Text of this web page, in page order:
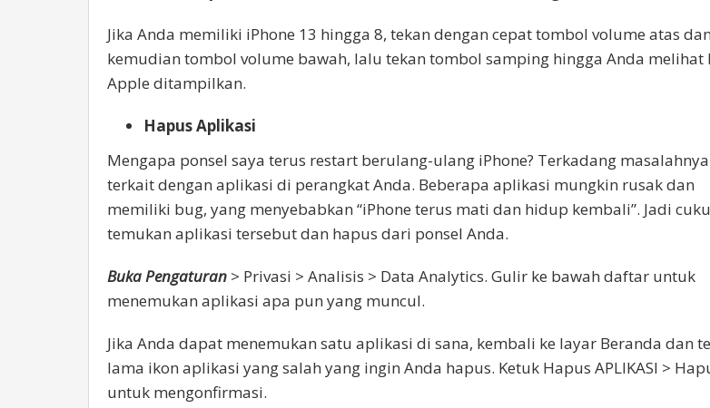
Jika Anda memiliki iPhone 13 hingga 8, tekan dengan cepat tombol volume atas dan
kemudian tombol volume bawah, lalu tekan tombol samping hingga Anda melihat
Apple ditampilkan.
Hapus Aplikasi
Mengapa ponsel saya terus restart berulang-ulang iPhone? Terkadang
terkait dengan aplikasi di perangkat Anda. Beberapa aplikasi mungkin rusak dan
memiliki bug, yang menyebabkan “iPhone terus mati dan hidup kembali”. Jadi
temukan aplikasi tersebut dan hapus dari ponsel Anda.
Buka Pengaturan > Privasi > Analisis > Data Analytics. Gulir ke bawah daftar untuk
menemukan aplikasi apa pun yang muncul.
Jika Anda dapat menemukan satu aplikasi di sana, kembali ke layar Beranda dan
lama ikon aplikasi yang salah yang ingin Anda hapus. Ketuk Hapus APLIKASI >
untuk mengonfirmasi.